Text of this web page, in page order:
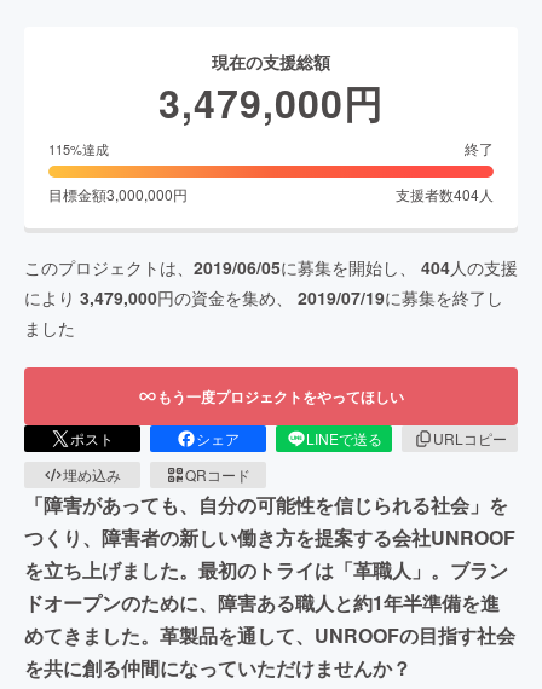
現在の支援総額
3,479,000円
115%達成 終了
目標金額3,000,000円 支援者数404人
このプロジェクトは、 2019/06/05に募集を開始し、 404人の支援
により 3,479,000円の資金を集め、 2019/07/19に募集を終了し
ました
もう一度プロジェクトをやってほしい
ポスト シェア LINEで送る
URLコピー
埋め込み
QRコード
「障害があっても、自分の可能性を信じられる社会」を
つくり、障害者の新しい働き方を提案する会社UNROOF
を立ち上げました。最初のトライは「革職人」。ブラン
ドオープンのために、障害ある職人と約1年半準備を進
めてきました。革製品を通して、UNROOFの目指す社会
を共に創る仲間になっていただけませんか？